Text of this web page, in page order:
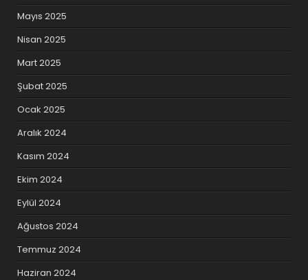
Mayıs 2025
Nisan 2025
Mart 2025
Şubat 2025
Ocak 2025
Aralık 2024
Kasım 2024
Ekim 2024
Eylül 2024
Ağustos 2024
Temmuz 2024
Haziran 2024